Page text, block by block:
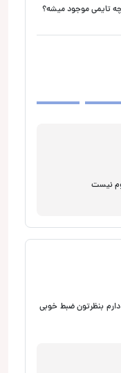
تایمی موجود میشه؟
نیست
ضبط مدل ۵۸۵۰ پایونیر دارم بنظرتون ضبط خوبی